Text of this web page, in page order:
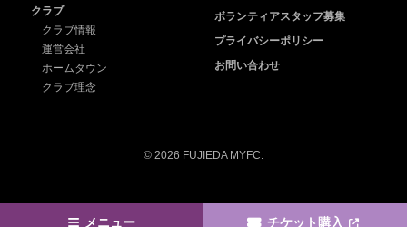
メニュー チケット購入
クラブ
クラブ情報
運営会社
ホームタウン
クラブ理念
ボランティアスタッフ募集
プライバシーポリシー
お問い合わせ
© 2026 FUJIEDA MYFC.